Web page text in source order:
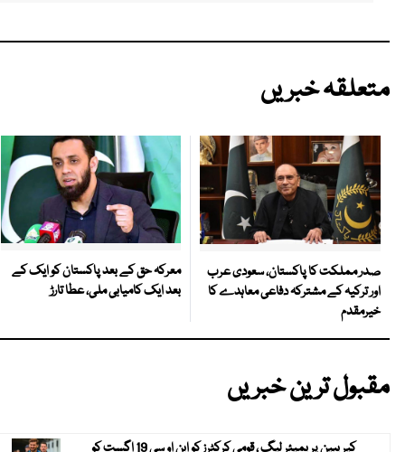
متعلقہ خبریں
صدر مملکت کا پاکستان، سعودی عرب
اور ترکیہ کے مشترکہ دفاعی معاہدے کا
خیرمقدم
معرکہ حق کے بعد پاکستان کو ایک کے
بعد ایک کامیابی ملی، عطا تارڑ
مقبول ترین خبریں